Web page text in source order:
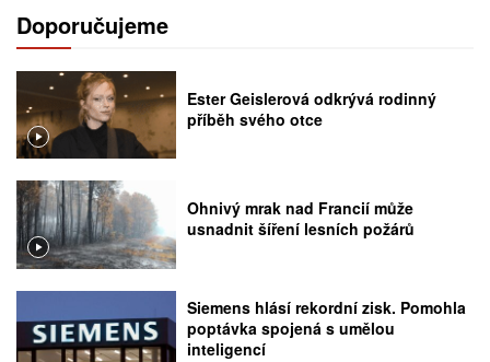
Doporučujeme
Ester Geislerová odkrývá rodinný
příběh svého otce
Ohnivý mrak nad Francií může
usnadnit šíření lesních požárů
Siemens hlásí rekordní zisk. Pomohla
poptávka spojená s umělou
inteligencí